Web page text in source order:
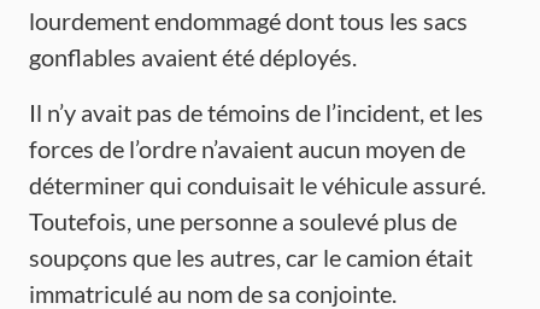
lourdement endommagé dont tous les sacs
gonflables avaient été déployés.
Il n’y avait pas de témoins de l’incident, et les
forces de l’ordre n’avaient aucun moyen de
déterminer qui conduisait le véhicule assuré.
Toutefois, une personne a soulevé plus de
soupçons que les autres, car le camion était
immatriculé au nom de sa conjointe.